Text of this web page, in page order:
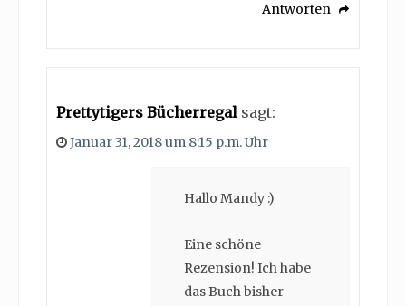
Antworten
Prettytigers Bücherregal sagt:
Januar 31, 2018 um 8:15 p.m. Uhr
Hallo Mandy :)
Eine schöne
Rezension! Ich habe
das Buch bisher